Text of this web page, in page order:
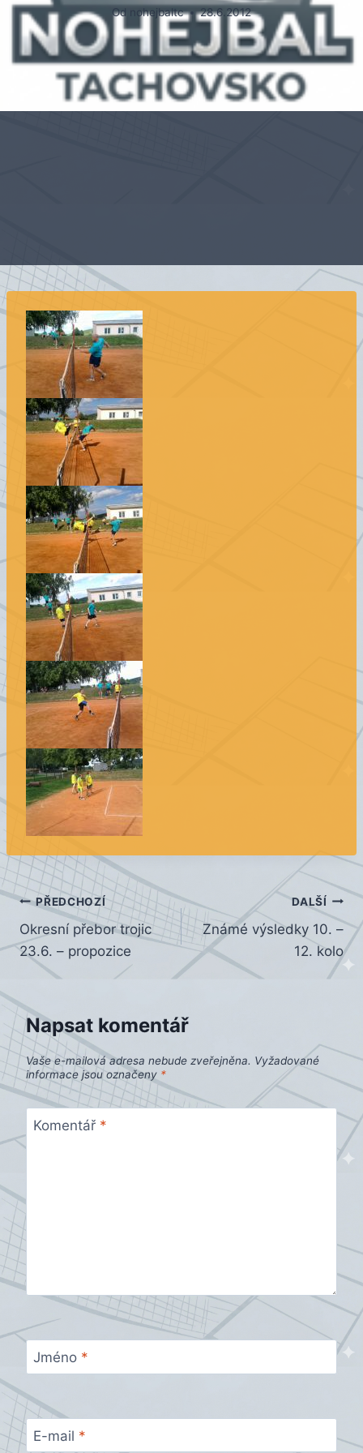
Od nohejbaltc 28.6.2012
Navigace
pro
příspěvek
PŘEDCHOZÍ
Okresní přebor trojic
23.6. – propozice
DALŠÍ
Známé výsledky 10. –
12. kolo
Napsat komentář
Vaše e-mailová adresa nebude zveřejněna. Vyžadované
informace jsou označeny *
Komentář *
Jméno *
E-mail *